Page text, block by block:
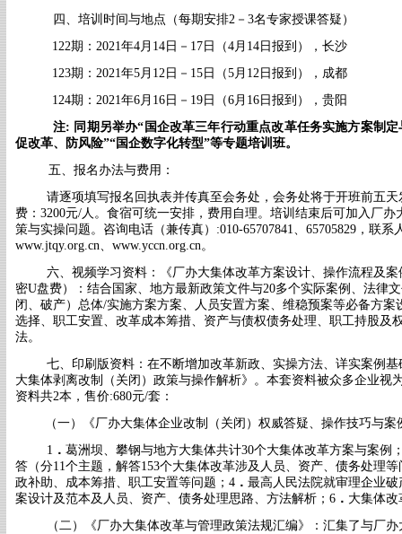
四、培训时间与地点 （每期安排2－3名专家授课答疑）
122期：2021年4月14日－17日（4月14日报到），长沙
123期：2021年5月12日－15日（5月12日报到），成都
124期：2021年6月16日－19日（6月16日报到），贵阳
注: 同期另举办“ 国企改革三年行动重点改革任务实施方案制定
促改革、防风险”“国企数字化转型”等专题培训班。
五、报名办法与费用：
请逐项填写报名回执表并传真至会务处，会务处将于开班前五
费： 3200元/人。食宿可统一安排，费用自理。培训结束后可加入厂
策与实操问题。咨询电话（兼传真） :010-65707841、65705829，联
www.jtqy.org.cn、 www.yccn.org.cn。
六、视频学习资料：《厂办大集体改革方案设计、操作流程及
密U盘费）： 结合国家、地方最新政策文件与20多个实际案例、法律
闭、破产）总体/实施方案方案、人员安置方案、维稳预案等必备方
选择、职工安置、改革成本筹措、资产与债权债务处理、职工持股及
法。
七、印刷版资料：在不断增加改革新政、实操方法、详实案例
大集体剥离改制（关闭）政策与操作解析》。本套资料被众多企业视
资料共2本 ，售价:680元/套：
（一）《厂办大集体企业改制（关闭）权威答疑、操作技巧与
1 ．葛洲坝、攀钢与地方大集体共计30个大集体改革方案与案例
答（分11个主题，解答153个大集体改革涉及人员、资产、债务处理等
政补助、成本筹措、职工安置等问题； 4． 最高人民法院就审理企业
案设计及范本及 人员、资产、债务处理思路、方法解析； 6． 大集体改
（二）《厂办大集体改革与管理政策法规汇编》：汇集了与厂